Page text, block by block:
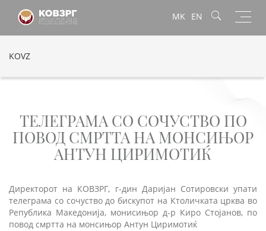
MK EN
KOVZ
ТЕЛЕГРАМА СО СОЧУСТВО ПО
ПОВОД СМРТТА НА МОНСИЊОР
АНТУН ЦИРИМОТИЌ
Директорот на КОВЗРГ, г-дин Даријан Сотировски упати
телеграма со сочуство до бискупот на Ктоличката црква во
Република Македонија, монисињор д-р Киро Стојанов, по
повод смртта на монсињор Антун Циримотиќ